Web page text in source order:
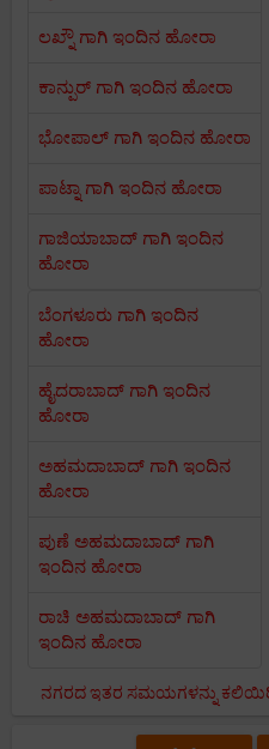
ಲಖ್ನೌ ಗಾಗಿ ಇಂದಿನ ಹೋರಾ
ಕಾನ್ಪುರ್ ಗಾಗಿ ಇಂದಿನ ಹೋರಾ
ಭೋಪಾಲ್ ಗಾಗಿ ಇಂದಿನ ಹೋರಾ
ಪಾಟ್ನಾ ಗಾಗಿ ಇಂದಿನ ಹೋರಾ
ಗಾಜಿಯಾಬಾದ್ ಗಾಗಿ ಇಂದಿನ
ಹೋರಾ
ಬೆಂಗಳೂರು ಗಾಗಿ ಇಂದಿನ
ಹೋರಾ
ಹೈದರಾಬಾದ್ ಗಾಗಿ ಇಂದಿನ
ಹೋರಾ
ಅಹಮದಾಬಾದ್ ಗಾಗಿ ಇಂದಿನ
ಹೋರಾ
ಪುಣೆ ಅಹಮದಾಬಾದ್ ಗಾಗಿ
ಇಂದಿನ ಹೋರಾ
ರಾಚಿ ಅಹಮದಾಬಾದ್ ಗಾಗಿ
ಇಂದಿನ ಹೋರಾ
ನಗರದ ಇತರ ಸಮಯಗಳನ್ನು